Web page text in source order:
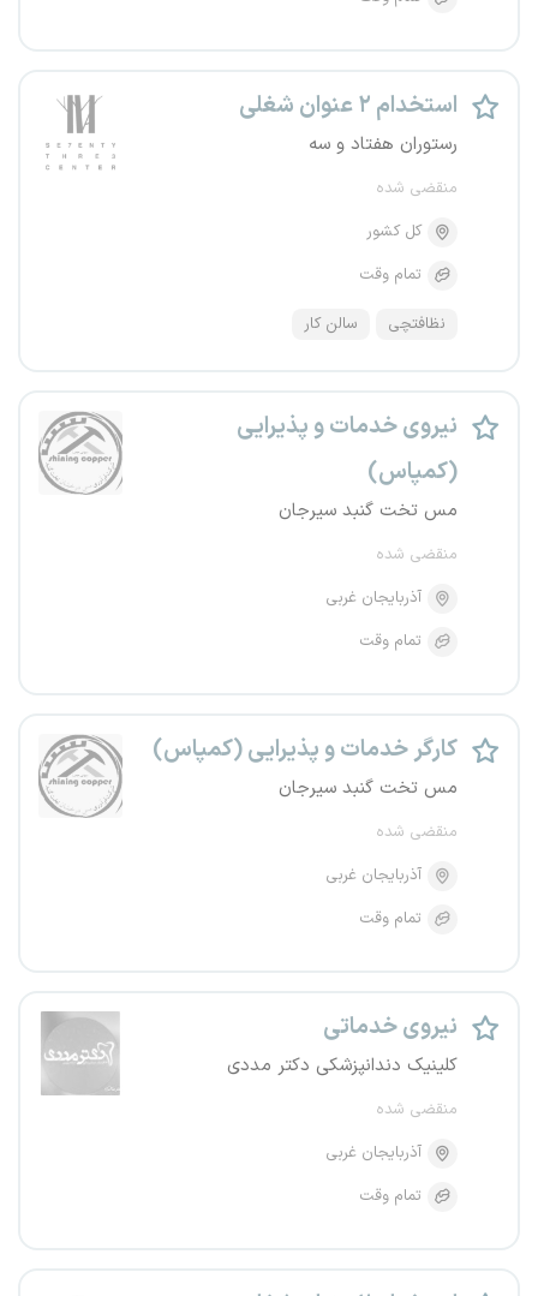
استخدام ۲ عنوان شغلی
رستوران هفتاد و سه
منقضی شده
کل کشور
تمام وقت
نظافتچی سالن کار
نیروی خدمات و پذیرایی
(کمپاس)
مس تخت گنبد سیرجان
منقضی شده
آذربایجان غربی
تمام وقت
کارگر خدمات و پذیرایی (کمپاس)
مس تخت گنبد سیرجان
منقضی شده
آذربایجان غربی
تمام وقت
نیروی خدماتی
کلینیک دندانپزشکی دکتر مددی
منقضی شده
آذربایجان غربی
تمام وقت